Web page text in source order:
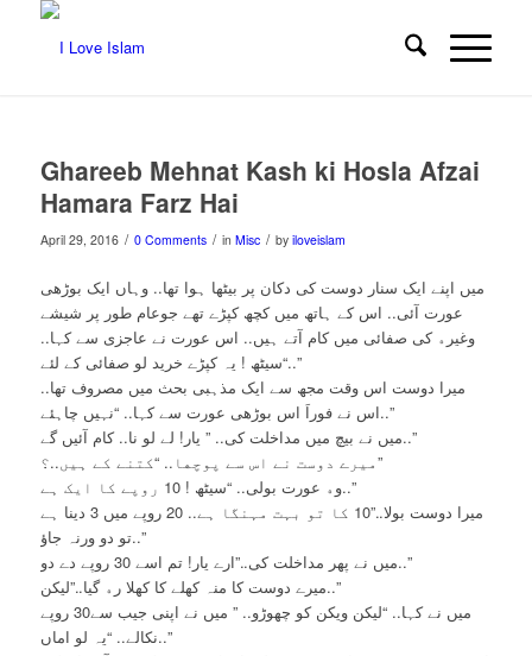
Ghareeb Mehnat Kash ki Hosla Afzai
Hamara Farz Hai
April 29, 2016 / 0 Comments / in Misc / by iloveislam
ﻣﯿﮟ ﺍﭘﻨﮯ ﺍﯾﮏ ﺳﻨﺎﺭ ﺩﻭﺳﺖ ﮐﯽ ﺩﮐﺎﻥ ﭘﺮ ﺑﯿﭩﮭﺎ ﮨﻮﺍ ﺗﮭﺎ.. ﻭﮨﺎﮞ ﺍﯾﮏ ﺑﻮﮌﮬﯽ
ﻋﻮﺭﺕ آئی.. ﺍﺱ ﮐﮯ ﮨﺎﺗﮫ ﻣﯿﮟ کچھ ﮐﭙﮍﮮ ﺗﮭﮯ ﺟﻮﻋﺎﻡ ﻃﻮﺭ ﭘﺮ ﺷﯿﺸﮯ
ﻭﻏﯿﺮﮦ ﮐﯽ ﺻﻔﺎﺋﯽ ﻣﯿﮟ ﮐﺎﻡ ﺁﺗﮯ ﮨﯿﮟ.. ﺍﺱ ﻋﻮﺭﺕ ﻧﮯ ﻋﺎﺟﺰﯼ ﺳﮯ ﮐﮩﺎ..
“سیٹھ ! ﯾﮧ ﮐﭙﮍﮮ ﺧﺮﯾﺪ ﻟﻮ ﺻﻔﺎﺋﯽ ﮐﮯ ﻟﺌﮯ..”
ﻣﯿﺮﺍ ﺩﻭﺳﺖ ﺍﺱ ﻭﻗﺖ مجھ ﺳﮯ ﺍﯾﮏ ﻣﺬﮨﺒﯽ ﺑﺤﺚ ﻣﯿﮟ ﻣﺼﺮﻭﻑ ﺗﮭﺎ..
ﺍﺱ ﻧﮯ فوراَ ﺍﺱ ﺑﻮﮌﮬﯽ ﻋﻮﺭﺕ ﺳﮯ ﮐﮩﺎ.. “ﻧﮩﯿﮟ ﭼﺎﮨﺌﮯ..”
ﻣﯿﮟ ﻧﮯ ﺑﯿﭻ ﻣﯿﮟ ﻣﺪﺍﺧﻠﺖ ﮐﯽ.. ” ﯾﺎﺭ! ﻟﮯ ﻟﻮ ﻧﺎ.. ﮐﺎﻡ ﺁﺋﯿﮟ ﮔﮯ..”
ﻣﯿﺮﮮ ﺩﻭﺳﺖ ﻧﮯ ﺍﺱ ﺳﮯ ﭘﻮﭼﮭﺎ.. “ﮐﺘﻨﮯ ﮐﮯ ﮨﯿﮟ..؟”
ﻭﮦ ﻋﻮﺭﺕ ﺑﻮﻟﯽ.. “ﺳﯿﭩﮫ ! 10 ﺭﻭﭘﮯ ﮐﺎ ﺍﯾﮏ ﮨﮯ..”
ﻣﯿﺮﺍ ﺩﻭﺳﺖ ﺑﻮﻻ..”10 ﮐﺎ ﺗﻮ ﺑﮩﺖ ﻣﮩﻨﮕﺎ ﮨﮯ.. 20 ﺭﻭﭘﮯ ﻣﯿﮟ 3 ﺩﯾﻨﺎ ﮨﮯ
ﺗﻮ ﺩﻭ ﻭﺭﻧﮧ ﺟﺎﺅ..”
ﻣﯿﮟ ﻧﮯ ﭘﮭﺮ ﻣﺪﺍﺧﻠﺖ ﮐﯽ..”ﺍﺭﮮ ﯾﺎﺭ! ﺗﻢ ﺍﺳﮯ 30 ﺭﻭﭘﮯ ﺩﮮ ﺩﻭ..”
ﻣﯿﺮﮮ ﺩﻭﺳﺖ ﮐﺎ ﻣﻨﮧ ﮐﮭﻠﮯ ﮐﺎ ﮐﮭﻼ ﺭﮦ ﮔﯿﺎ..”ﻟﯿﮑﻦ..”
ﻣﯿﮟ ﻧﮯ ﮐﮩﺎ.. “ﻟﯿﮑﻦ ﻭﯾﮑﻦ ﮐﻮ ﭼﮭﻮﮌﻭ.. ” ﻣﯿﮟ ﻧﮯ ﺍﭘﻨﯽ ﺟﯿﺐ ﺳﮯ30 ﺭﻭﭘﮯ
ﻧﮑﺎﻟﮯ.. “ﯾﮧ ﻟﻮ ﺍﻣﺎﮞ..”